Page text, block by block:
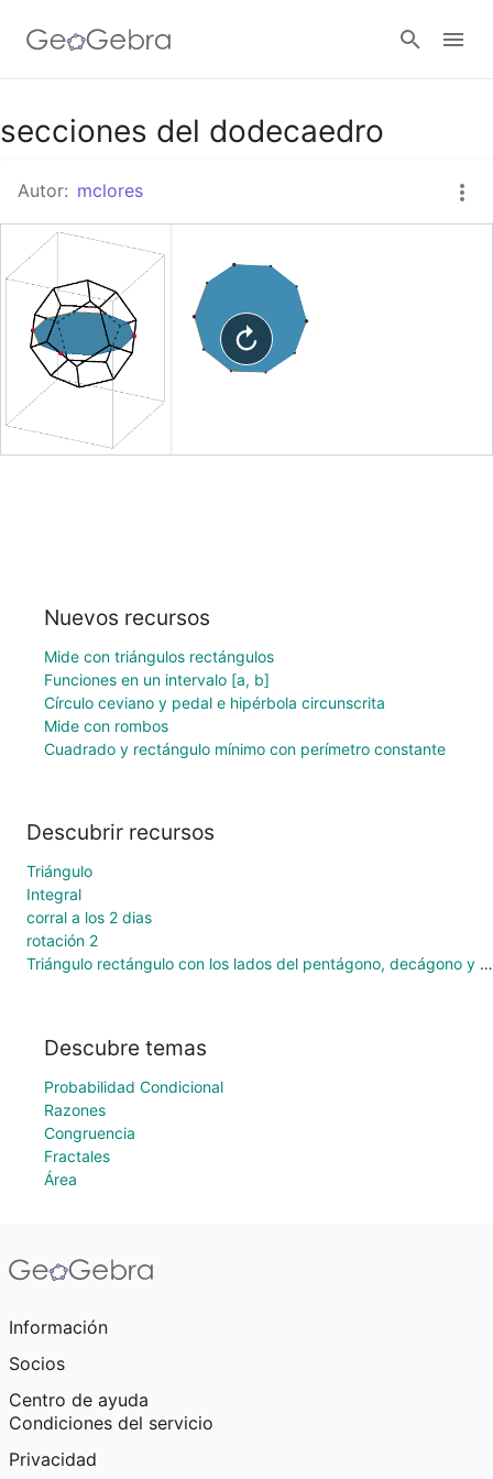
Google Classroom
GeoGebra Classroom
Abrir sesión
secciones del dodecaedro
Autor: mclores
Nuevos recursos
Mide con triángulos rectángulos
Funciones en un intervalo [a, b]
Círculo ceviano y pedal e hipérbola circunscrita
Mide con rombos
Cuadrado y rectángulo mínimo con perímetro constante
Descubrir recursos
Triángulo
Integral
corral a los 2 dias
rotación 2
Triángulo rectángulo con los lados del pentágono, decágono y hexágono
Descubre temas
Probabilidad Condicional
Razones
Congruencia
Fractales
Área
Información
Socios
Centro de ayuda
Condiciones del servicio
Privacidad